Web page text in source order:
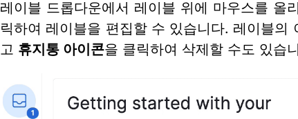
레이블 드롭다운에서 레이블 위에 마우스를 올
릭하여 레이블을 편집할 수 있습니다. 레이블의
고 휴지통 아이콘을 클릭하여 삭제할 수도 있습